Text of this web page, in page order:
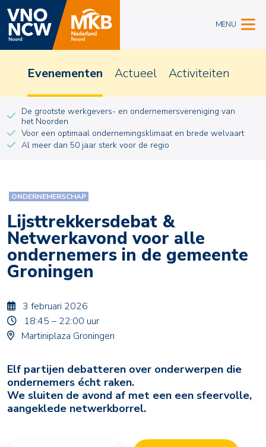
MENU
Evenementen Actueel Activiteiten
De grootste werkgevers- en ondernemersvereniging van
het Noorden
Voor een optimaal ondernemingsklimaat en brede welvaart
Al meer dan 50 jaar sterk voor de regio
ONDERNEMERSCHAP
Lijsttrekkersdebat &
Netwerkavond voor alle
ondernemers in de gemeente
Groningen
3 februari 2026
18:45 – 22:00 uur
Martiniplaza Groningen
Elf partijen debatteren over onderwerpen die
ondernemers écht raken.
We sluiten de avond af met een een sfeervolle,
aangeklede netwerkborrel.